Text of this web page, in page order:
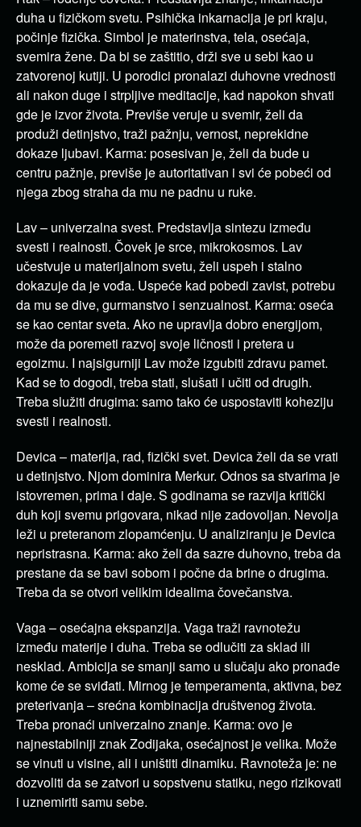
duha u fizičkom svetu. Psihička inkarnacija je pri kraju,
počinje fizička. Simbol je materinstva, tela, osećaja,
svemira žene. Da bi se zaštitio, drži sve u sebi kao u
zatvorenoj kutiji. U porodici pronalazi duhovne vrednosti
ali nakon duge i strpljive meditacije, kad napokon shvati
gde je izvor života. Previše veruje u svemir, želi da
produži detinjstvo, traži pažnju, vernost, neprekidne
dokaze ljubavi. Karma: posesivan je, želi da bude u
centru pažnje, previše je autoritativan i svi će pobeći od
njega zbog straha da mu ne padnu u ruke.
Lav – univerzalna svest. Predstavlja sintezu između
svesti i realnosti. Čovek je srce, mikrokosmos. Lav
učestvuje u materijalnom svetu, želi uspeh i stalno
dokazuje da je vođa. Uspeće kad pobedi zavist, potrebu
da mu se dive, gurmanstvo i senzualnost. Karma: oseća
se kao centar sveta. Ako ne upravlja dobro energijom,
može da poremeti razvoj svoje ličnosti i pretera u
egoizmu. I najsigurniji Lav može izgubiti zdravu pamet.
Kad se to dogodi, treba stati, slušati i učiti od drugih.
Treba služiti drugima: samo tako će uspostaviti koheziju
svesti i realnosti.
Devica – materija, rad, fizički svet. Devica želi da se vrati
u detinjstvo. Njom dominira Merkur. Odnos sa stvarima je
istovremen, prima i daje. S godinama se razvija kritički
duh koji svemu prigovara, nikad nije zadovoljan. Nevolja
leži u preteranom zlopamćenju. U analiziranju je Devica
nepristrasna. Karma: ako želi da sazre duhovno, treba da
prestane da se bavi sobom i počne da brine o drugima.
Treba da se otvori velikim idealima čovečanstva.
Vaga – osećajna ekspanzija. Vaga traži ravnotežu
između materije i duha. Treba se odlučiti za sklad ili
nesklad. Ambicija se smanji samo u slučaju ako pronađe
kome će se sviđati. Mirnog je temperamenta, aktivna, bez
preterivanja – srećna kombinacija društvenog života.
Treba pronaći univerzalno znanje. Karma: ovo je
najnestabilniji znak Zodijaka, osećajnost je velika. Može
se vinuti u visine, ali i uništiti dinamiku. Ravnoteža je: ne
dozvoliti da se zatvori u sopstvenu statiku, nego rizikovati
i uznemiriti samu sebe.